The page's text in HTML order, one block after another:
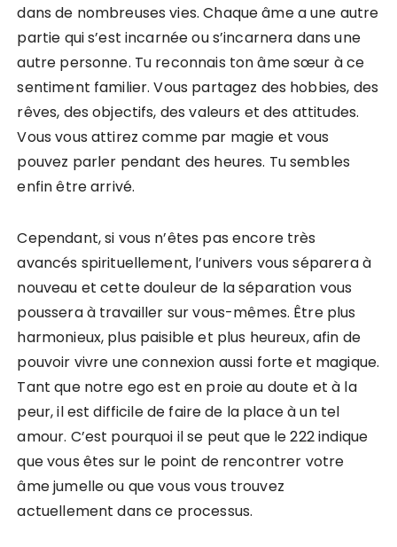
dans de nombreuses vies. Chaque âme a une autre
partie qui s’est incarnée ou s’incarnera dans une
autre personne. Tu reconnais ton âme sœur à ce
sentiment familier. Vous partagez des hobbies, des
rêves, des objectifs, des valeurs et des attitudes.
Vous vous attirez comme par magie et vous
pouvez parler pendant des heures. Tu sembles
enfin être arrivé.
Cependant, si vous n’êtes pas encore très
avancés spirituellement, l’univers vous séparera à
nouveau et cette douleur de la séparation vous
poussera à travailler sur vous-mêmes. Être plus
harmonieux, plus paisible et plus heureux, afin de
pouvoir vivre une connexion aussi forte et magique.
Tant que notre ego est en proie au doute et à la
peur, il est difficile de faire de la place à un tel
amour. C’est pourquoi il se peut que le 222 indique
que vous êtes sur le point de rencontrer votre
âme jumelle ou que vous vous trouvez
actuellement dans ce processus.